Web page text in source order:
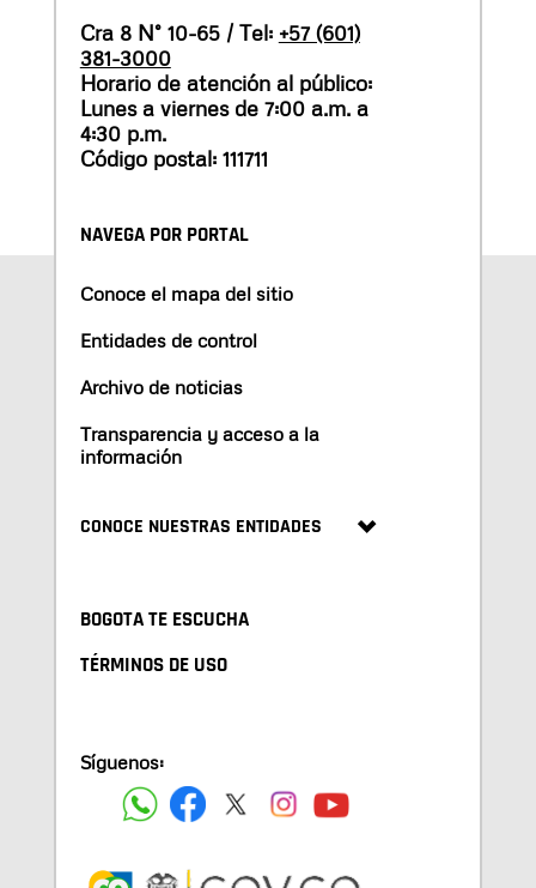
Cra 8 N° 10-65 / Tel: +57 (601)
381-3000
Horario de atención al público:
Lunes a viernes de 7:00 a.m. a
4:30 p.m.
Código postal: 111711
NAVEGA POR PORTAL
Conoce el mapa del sitio
Entidades de control
Archivo de noticias
Transparencia y acceso a la
información
CONOCE NUESTRAS ENTIDADES
BOGOTA TE ESCUCHA
TÉRMINOS DE USO
Síguenos: